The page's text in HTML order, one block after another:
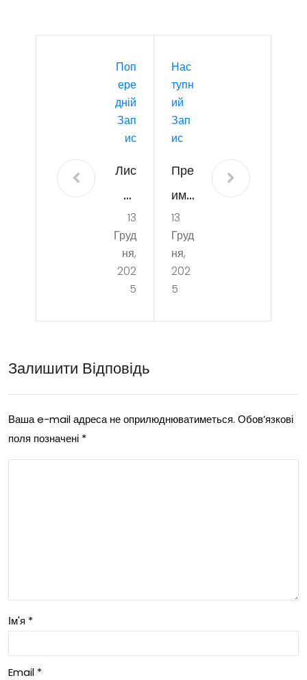
Поп
Ере
Дній
Зап
Ис
Лис
т-
под
яка
за
вол
онт
ьку
доп
омо
13
Груд
ня,
202
5
Нас
Тупн
Ий
Зап
Ис
Пре
иму
щес
тва
Mar
sha
l
для
лю
13
Груд
ня,
202
5
Залишити Відповідь
Ваша e-mail адреса не оприлюднюватиметься. Обов’язкові
поля позначені *
Ім'я *
Email *